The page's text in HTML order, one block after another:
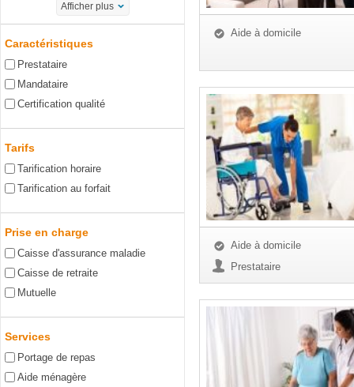
Afficher plus
Caractéristiques
Prestataire
Mandataire
Certification qualité
Tarifs
Tarification horaire
Tarification au forfait
Prise en charge
Caisse d'assurance maladie
Caisse de retraite
Mutuelle
Services
Portage de repas
Aide ménagère
Aide à domicile
Aide à domicile
Prestataire